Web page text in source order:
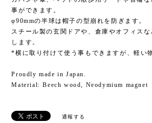
事ができます。
φ90mmの半球は帽子の型崩れを防ぎます。
スチール製の玄関ドアや、倉庫やオフィス
します。
*横に取り付けて使う事もできますが、軽い
Proudly made in Japan.
Material: Beech wood, Neodymium magnet
通報する